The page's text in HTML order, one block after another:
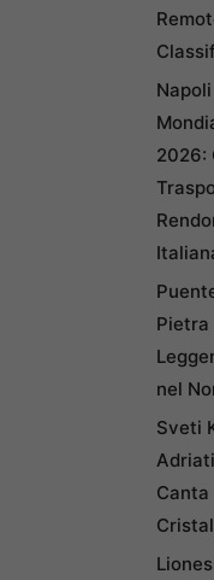
2026:
Pietra
nel
Sveti
Canta